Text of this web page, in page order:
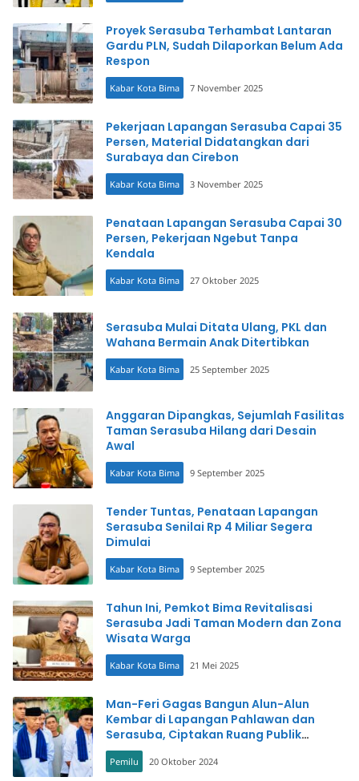
Proyek Serasuba Terhambat Lantaran
Gardu PLN, Sudah Dilaporkan Belum Ada
Respon
Kabar Kota Bima 7 November 2025
Pekerjaan Lapangan Serasuba Capai 35
Persen, Material Didatangkan dari
Surabaya dan Cirebon
Kabar Kota Bima 3 November 2025
Penataan Lapangan Serasuba Capai 30
Persen, Pekerjaan Ngebut Tanpa
Kendala
Kabar Kota Bima 27 Oktober 2025
Serasuba Mulai Ditata Ulang, PKL dan
Wahana Bermain Anak Ditertibkan
Kabar Kota Bima 25 September 2025
Anggaran Dipangkas, Sejumlah Fasilitas
Taman Serasuba Hilang dari Desain
Awal
Kabar Kota Bima 9 September 2025
Tender Tuntas, Penataan Lapangan
Serasuba Senilai Rp 4 Miliar Segera
Dimulai
Kabar Kota Bima 9 September 2025
Tahun Ini, Pemkot Bima Revitalisasi
Serasuba Jadi Taman Modern dan Zona
Wisata Warga
Kabar Kota Bima 21 Mei 2025
Man-Feri Gagas Bangun Alun-Alun
Kembar di Lapangan Pahlawan dan
Serasuba, Ciptakan Ruang Publik
Multifungsi
Pemilu 20 Oktober 2024